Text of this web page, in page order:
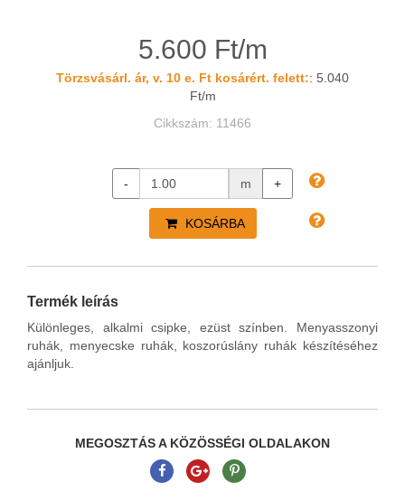
5.600 Ft/m
Törzsvásárl. ár, v. 10 e. Ft kosárért. felett:: 5.040
Ft/m
Cikkszám: 11466
- m +
KOSÁRBA
Termék leírás
Különleges, alkalmi csipke, ezüst színben. Menyasszonyi
ruhák, menyecske ruhák, koszorúslány ruhák készítéséhez
ajánljuk.
MEGOSZTÁS A KÖZÖSSÉGI OLDALAKON